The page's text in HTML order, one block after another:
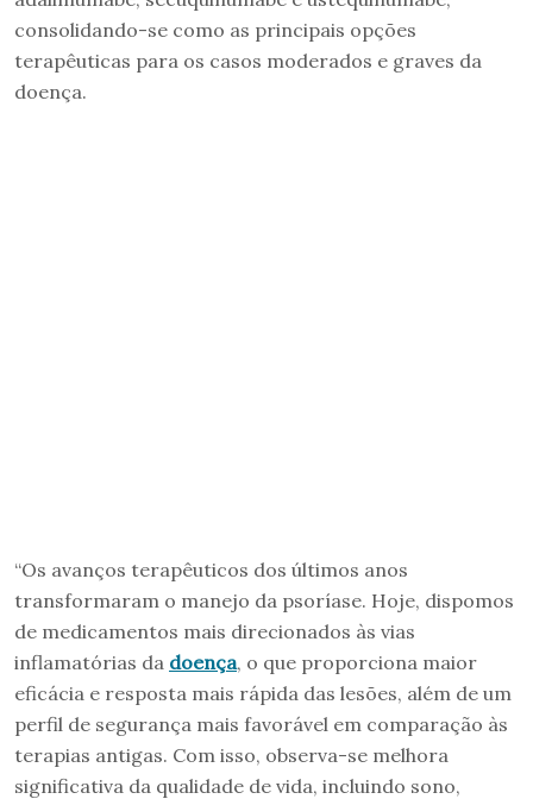
consolidando-se como as principais opções
terapêuticas para os casos moderados e graves da
doença.
“Os avanços terapêuticos dos últimos anos
transformaram o manejo da psoríase. Hoje, dispomos
de medicamentos mais direcionados às vias
inflamatórias da doença, o que proporciona maior
eficácia e resposta mais rápida das lesões, além de um
perfil de segurança mais favorável em comparação às
terapias antigas. Com isso, observa-se melhora
significativa da qualidade de vida, incluindo sono,